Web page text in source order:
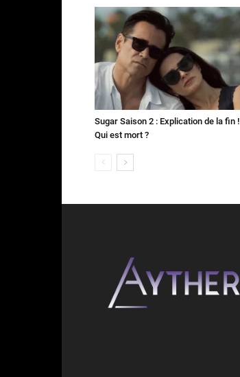
Sugar Saison 2 : Explication de la fin !
Qui est mort ?